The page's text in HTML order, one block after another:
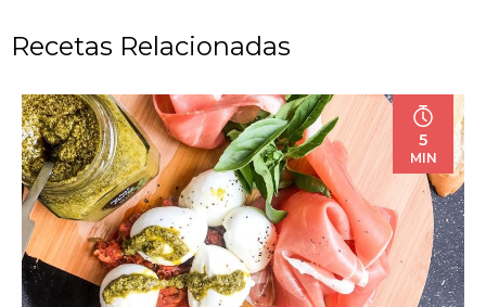
Recetas Relacionadas
5
MIN